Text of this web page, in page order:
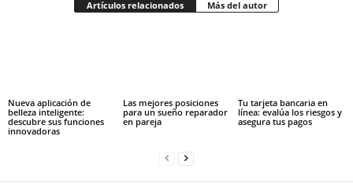
Artículos relacionados Más del autor
Nueva aplicación de
belleza inteligente:
descubre sus funciones
innovadoras
Las mejores posiciones
para un sueño reparador
en pareja
Tu tarjeta bancaria en
línea: evalúa los riesgos y
asegura tus pagos